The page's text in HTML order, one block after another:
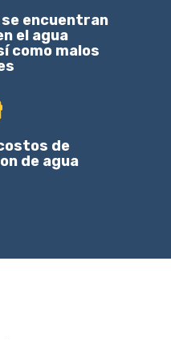
encuentran
el agua
como malos
de
de agua